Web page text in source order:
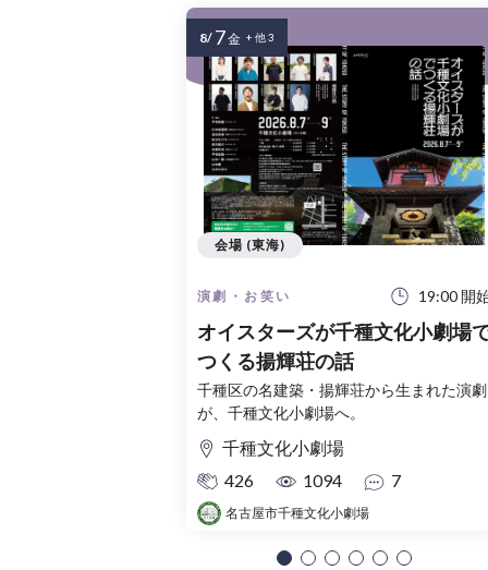
演劇・お笑い 19:00 開
オイスターズが千種文化小劇場
つくる揚輝荘の話
千種区の名建築・揚輝荘から生まれた演劇
が、千種文化小劇場へ。
千種文化小劇場
426
1094 7
名古屋市千種文化小劇場
会場 (東海)
8/ 7金 + 他 3